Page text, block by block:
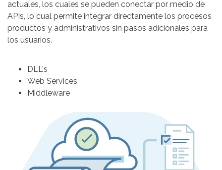
actuales, los cuales se pueden conectar por medio de
APIs, lo cual permite integrar directamente los procesos
productos y administrativos sin pasos adicionales para
los usuarios.
DLL's
Web Services
Middleware